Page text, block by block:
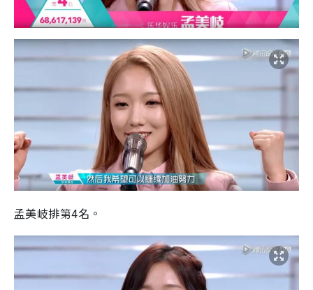
孟美岐排第4名。